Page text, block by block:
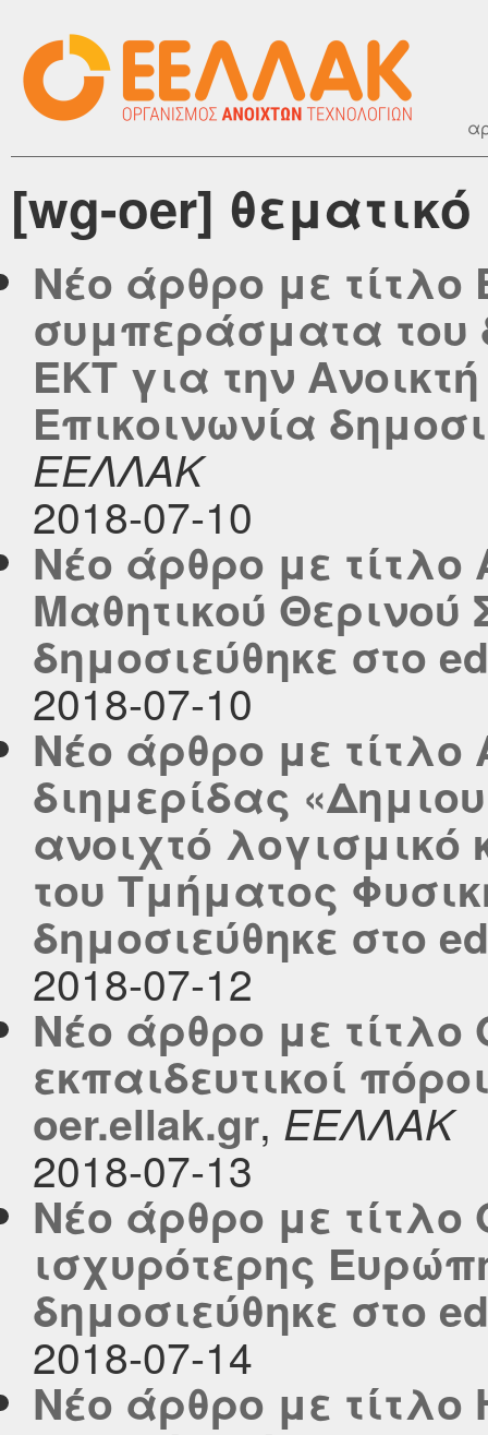
[wg-oer]
Νέο άρθρο με
συμπεράσματα του
ΕΚΤ για την
Επικοινωνία
ΕΕΛΛΑΚ
2018-07-10
Νέο άρθρο με
Μαθητικού
δημοσιεύθηκε στο
2018-07-10
Νέο άρθρο με
διημερίδας
ανοιχτό λογισμικό
του Τμήματος
δημοσιεύθηκε στο
2018-07-12
Νέο άρθρο με τίτλο
εκπαιδευτικοί
oer.ellak.gr, ΕΕΛΛΑΚ
2018-07-13
Νέο άρθρο με
ισχυρότερης
δημοσιεύθηκε στο
2018-07-14
Νέο άρθρο με